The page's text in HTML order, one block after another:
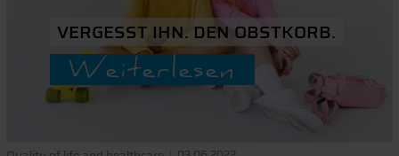
VERGESST IHN. DEN OBSTKORB.
Weiterlesen